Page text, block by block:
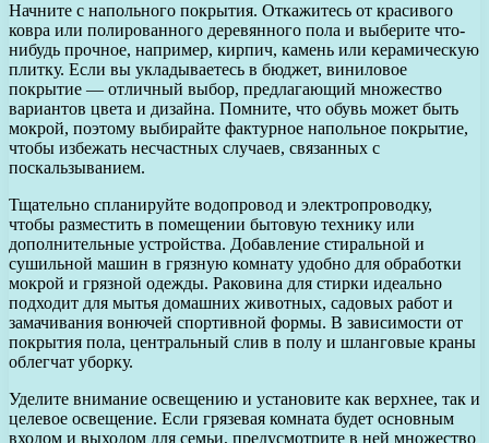
Начните с напольного покрытия. Откажитесь от красивого
ковра или полированного деревянного пола и выберите что-
нибудь прочное, например, кирпич, камень или керамическую
плитку. Если вы укладываетесь в бюджет, виниловое
покрытие — отличный выбор, предлагающий множество
вариантов цвета и дизайна. Помните, что обувь может быть
мокрой, поэтому выбирайте фактурное напольное покрытие,
чтобы избежать несчастных случаев, связанных с
поскальзыванием.
Тщательно спланируйте водопровод и электропроводку,
чтобы разместить в помещении бытовую технику или
дополнительные устройства. Добавление стиральной и
сушильной машин в грязную комнату удобно для обработки
мокрой и грязной одежды. Раковина для стирки идеально
подходит для мытья домашних животных, садовых работ и
замачивания вонючей спортивной формы. В зависимости от
покрытия пола, центральный слив в полу и шланговые краны
облегчат уборку.
Уделите внимание освещению и установите как верхнее, так и
целевое освещение. Если грязевая комната будет основным
входом и выходом для семьи, предусмотрите в ней множество